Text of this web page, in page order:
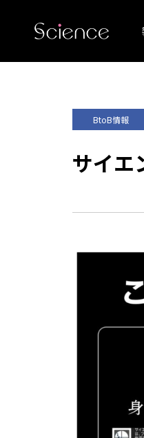
BtoB情報
サイエ